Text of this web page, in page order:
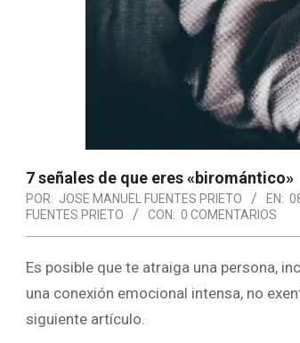
7 señales de que eres «biromántico»
POR: JOSE MANUEL FUENTES PRIETO EN:
FUENTES PRIETO
CON: 0 COMENTARIOS
Es posible que te atraiga una persona,
una conexión emocional intensa, no
siguiente artículo.